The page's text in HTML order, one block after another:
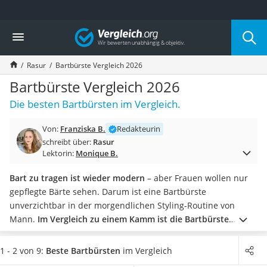
Die beliebtesten Vergleiche nach Kategorie
Drogerie
Inhalator
Haarschneider
Rollator
Braun Rasierer
Katzenklappe (Chip)
Masturbator
Massagepistole
Reisehaartrockner
Eiweißpulver
Magnesiumpräparat
Katzenklappe
Nackenmassagegerät
Zeckenschutz Katze
Vergleich
Rasur Bartbürste Vergleich 2026
Bartbürste Vergleich 2026
Die besten Bartbürsten im Vergleich.
Von: Franziska B.
Redakteurin
schreibt über: Rasur
Lektorin: Monique B.
Bart zu tragen ist wieder modern – aber Frauen wollen nur
gepflegte Bärte sehen. Darum ist eine Bartbürste
unverzichtbar in der morgendlichen Styling-Routine von
Mann. Im Vergleich zu einem Kamm ist die Bartbürste
sanfter zu Haar und Haut. Je dichter Ihr Bart wächst, desto
härtere Borsten sollten Sie nehmen– dies hat sich in
1 - 2 von 9: Beste Bartbürsten im Vergleich